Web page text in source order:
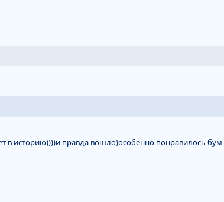
в историю))))и правда вошло)особенно понравилось